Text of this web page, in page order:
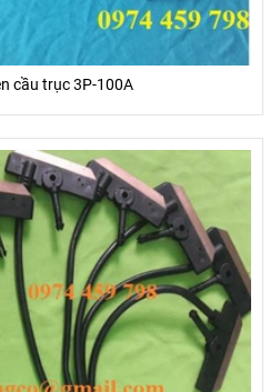
cầu trục 3P-100A